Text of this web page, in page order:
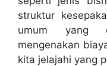
struktur
umum yang
mengenakan
kita jelajahi yang